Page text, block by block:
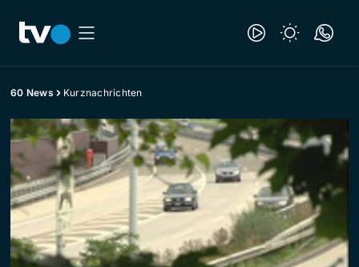
60 News Kurznachrichten